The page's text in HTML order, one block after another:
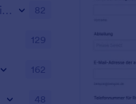
Formulare zur Leadgenerierung 82
129
162
48